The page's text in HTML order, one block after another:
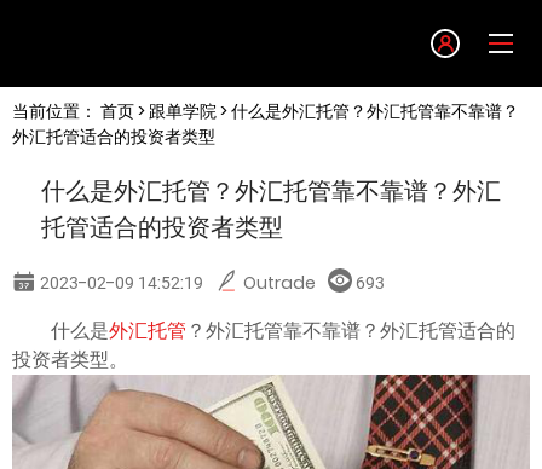
English
简体中文
한글
日本語
当前位置： 首页> 跟单学院> 什么是外汇托管？外汇托管靠不靠谱？
外汇托管适合的投资者类型
什么是外汇托管？外汇托管靠不靠谱？外汇
托管适合的投资者类型
2023-02-09 14:52:19 Outrade 693
什么是外汇托管 ？外汇托管靠不靠谱？外汇托管适合的
投资者类型。